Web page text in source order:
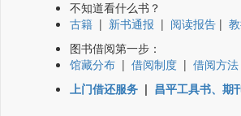
不知道看什么书？
古籍 | 新书通报 | 阅读报告 |
图书借阅第一步：
馆藏分布 | 借阅制度 | 借阅方法
上门借还服务 | 昌平工具书、期